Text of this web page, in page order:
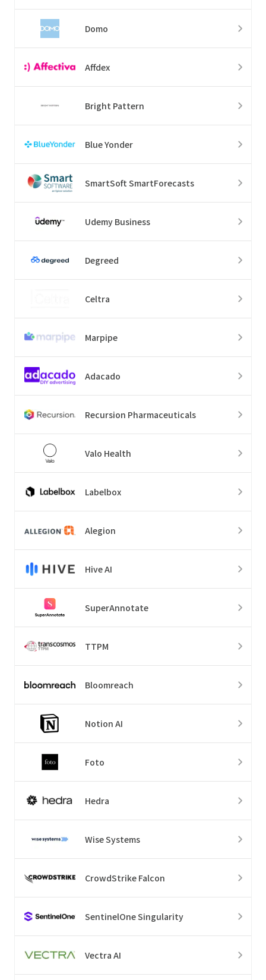
Domo
Affdex
Bright Pattern
Blue Yonder
SmartSoft SmartForecasts
Udemy Business
Degreed
Celtra
Marpipe
Adacado
Recursion Pharmaceuticals
Valo Health
Labelbox
Alegion
Hive AI
SuperAnnotate
TTPM
Bloomreach
Notion AI
Foto
Hedra
Wise Systems
CrowdStrike Falcon
SentinelOne Singularity
Vectra AI